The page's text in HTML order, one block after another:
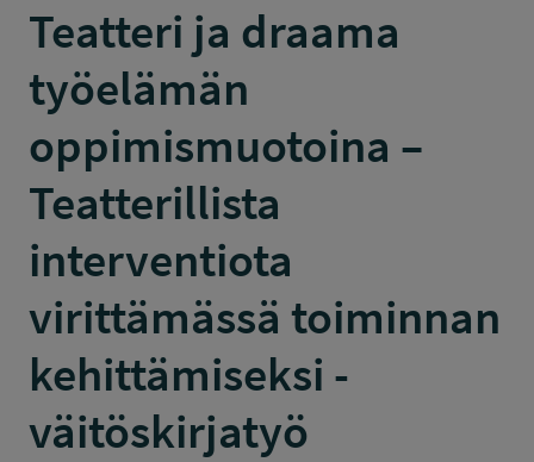
Teatteri ja draama
työelämän
oppimismuotoina –
Teatterillista
interventiota
virittämässä toiminnan
kehittämiseksi -
väitöskirjatyö